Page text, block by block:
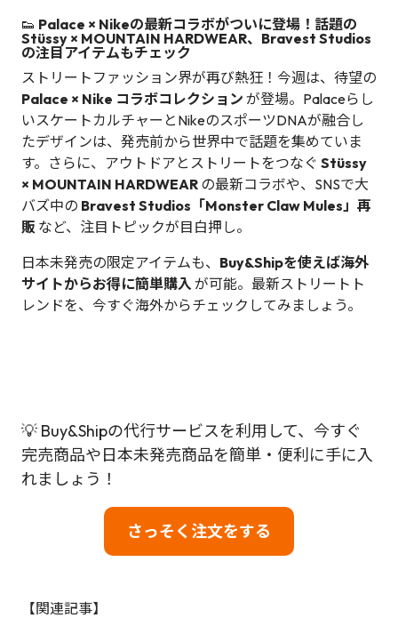
👟 Palace × Nikeの最新コラボがついに登場！話題の
Stüssy × MOUNTAIN HARDWEAR、Bravest Studios
の注目アイテムもチェック
ストリートファッション界が再び熱狂！今週は、待望の
Palace × Nike コラボコレクション が登場。Palaceらし
いスケートカルチャーとNikeのスポーツDNAが融合し
たデザインは、発売前から世界中で話題を集めていま
す。さらに、アウトドアとストリートをつなぐ Stüssy
× MOUNTAIN HARDWEAR の最新コラボや、SNSで大
バズ中の Bravest Studios「Monster Claw Mules」再
販 など、注目トピックが目白押し。
日本未発売の限定アイテムも、 Buy&Shipを使えば海外
サイトからお得に簡単購入が可能。最新ストリートト
レンドを、今すぐ海外からチェックしてみましょう。
💡 Buy&Shipの代行サービスを利用して、今すぐ
完売商品や日本未発売商品を簡単・便利に手に入
れましょう！
さっそく注文をする
【関連記事】